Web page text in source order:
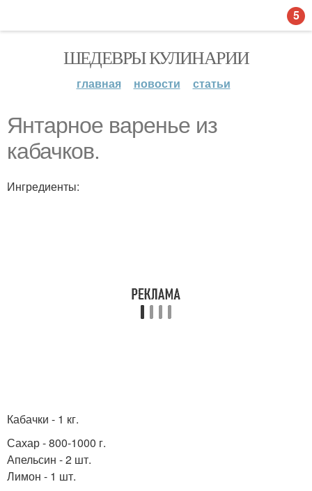
ШЕДЕВРЫ КУЛИНАРИИ
главная новости статьи
Янтарное варенье из
кабачков.
Ингредиенты:
Кабачки - 1 кг.
Сахар - 800-1000 г.
Апельсин - 2 шт.
Лимон - 1 шт.
5